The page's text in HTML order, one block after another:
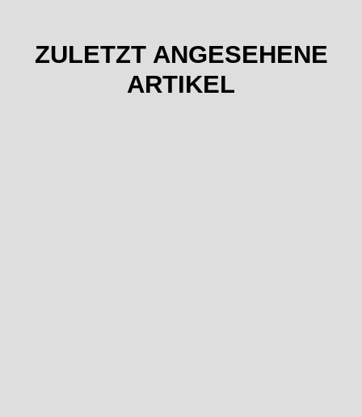
ZULETZT ANGESEHENE
ARTIKEL